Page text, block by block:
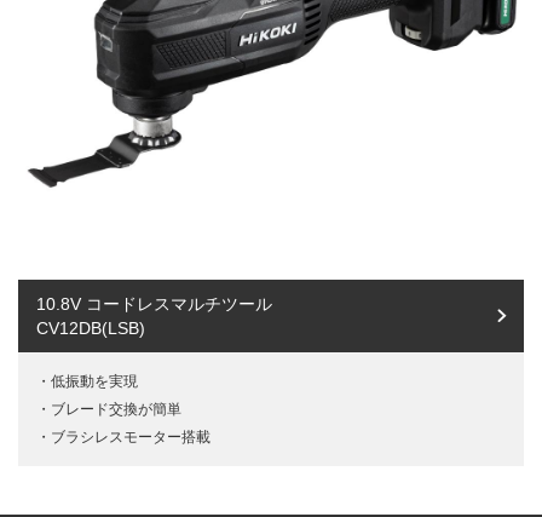
10.8V コードレスマルチツール
CV12DB(LSB)
低振動を実現
ブレード交換が簡単
ブラシレスモーター搭載